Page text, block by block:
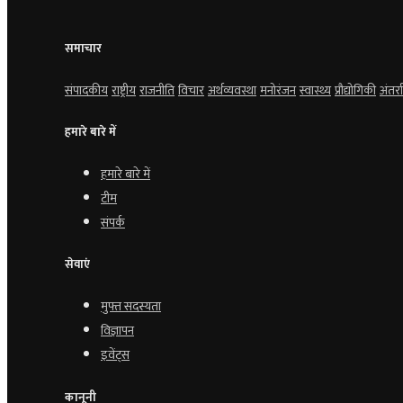
समाचार
संपादकीयराष्ट्रीयराजनीतिविचारअर्थव्यवस्थामनोरंजनस्वास्थ्यप्रौद्योगिकी
हमारे बारे में
हमारे बारे में
टीम
संपर्क
सेवाएं
मुफ्त सदस्यता
विज्ञापन
इवेंट्स
कानूनी